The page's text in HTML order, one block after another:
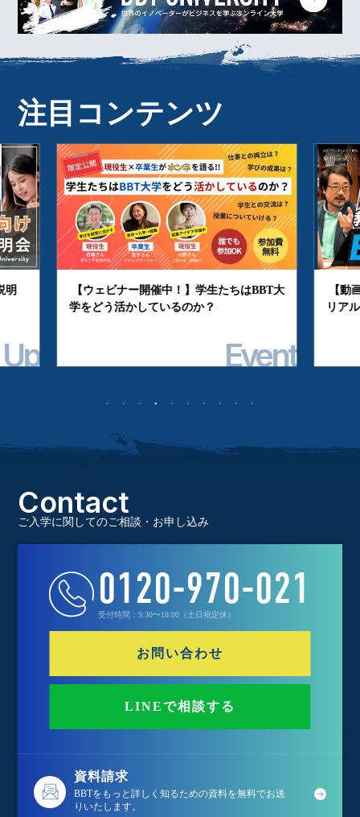
注目コンテンツ
【ウェビナー開催中！】学生たちはBBT大
学をどう活かしているのか？
Event
【動画】BBT大
リアルな学びの
Contact
ご入学に関してのご相談・お申し込み
0120-970-021
受付時間：9:30〜18:00（土日祝定休）
お問い合わせ
LINEで相談する
資料請求
BBTをもっと詳しく知るための資料を無料でお送
りいたします。